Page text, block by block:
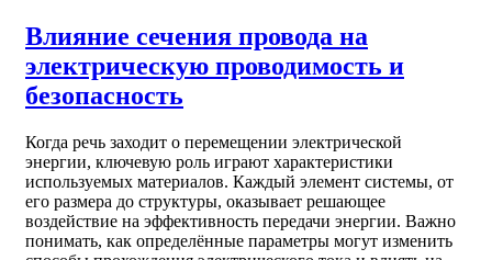
Влияние сечения провода на
электрическую проводимость и
безопасность
Когда речь заходит о перемещении электрической
энергии, ключевую роль играют характеристики
используемых материалов. Каждый элемент системы, от
его размера до структуры, оказывает решающее
воздействие на эффективность передачи энергии. Важно
понимать, как определённые параметры могут изменить